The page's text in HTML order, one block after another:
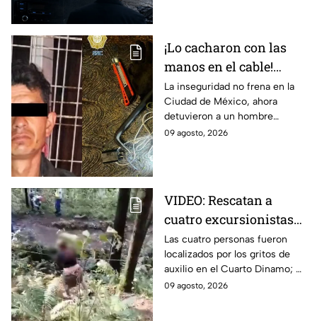
¡Lo cacharon con las
manos en el cable!
Detienen a hombre por
robo en la CDMX
La inseguridad no frena en la
Ciudad de México, ahora
detuvieron a un hombre
robando cables; los reportes
09 agosto, 2026
VIDEO: Rescatan a
cuatro excursionistas
perdidos en Los
Dinamos, CDMX
Las cuatro personas fueron
localizados por los gritos de
auxilio en el Cuarto Dinamo; al
ser rescatados se encontraban
09 agosto, 2026